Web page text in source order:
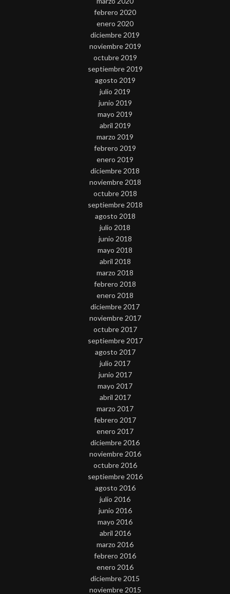
febrero 2020
enero 2020
diciembre 2019
noviembre 2019
octubre 2019
septiembre 2019
agosto 2019
julio 2019
junio 2019
mayo 2019
abril 2019
marzo 2019
febrero 2019
enero 2019
diciembre 2018
noviembre 2018
octubre 2018
septiembre 2018
agosto 2018
julio 2018
junio 2018
mayo 2018
abril 2018
marzo 2018
febrero 2018
enero 2018
diciembre 2017
noviembre 2017
octubre 2017
septiembre 2017
agosto 2017
julio 2017
junio 2017
mayo 2017
abril 2017
marzo 2017
febrero 2017
enero 2017
diciembre 2016
noviembre 2016
octubre 2016
septiembre 2016
agosto 2016
julio 2016
junio 2016
mayo 2016
abril 2016
marzo 2016
febrero 2016
enero 2016
diciembre 2015
noviembre 2015